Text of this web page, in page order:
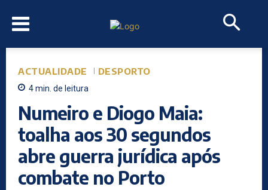
ACTUALIDADE DESPORTO
4min. de leitura
Numeiro e Diogo Maia:
toalha aos 30 segundos
abre guerra jurídica após
combate no Porto